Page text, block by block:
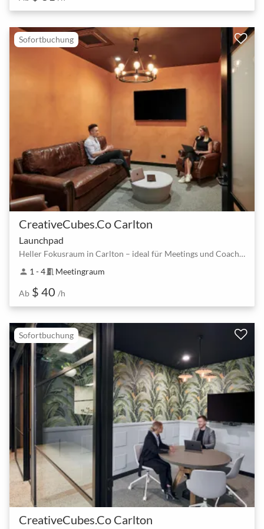
Sofortbuchung
CreativeCubes.Co Carlton
Launchpad
Heller Fokusraum in Carlton – ideal für Meetings und Coachings
person 1 - 4meeting_room Meetingraum
Ab $ 40 /h
Sofortbuchung
CreativeCubes.Co Carlton